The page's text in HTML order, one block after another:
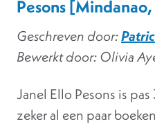
Pesons
Geschreven door:
Bewerktdoor: Olivia
Janel Ello Pesons is
zeker al een paar